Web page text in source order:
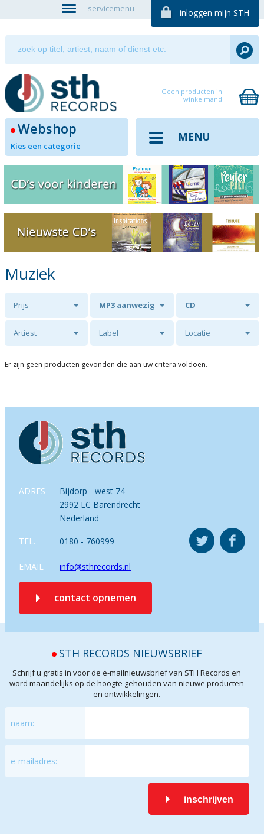
servicemenu inloggen mijn STH
Geen producten in
winkelmand
Webshop
Kies een categorie
MENU
Muziek
Prijs MP3 aanwezig CD
Artiest Label Locatie
Er zijn geen producten gevonden die aan uw critera voldoen.
ADRES
Bijdorp - west 74
2992 LC Barendrecht
Nederland
TEL. 0180 - 760999
EMAIL info@sthrecords.nl
contact opnemen
STH RECORDS NIEUWSBRIEF
Schrijf u gratis in voor de e-mailnieuwsbrief van STH Records en
word maandelijks op de hoogte gehouden van nieuwe producten
en ontwikkelingen.
naam:
e-mailadres:
inschrijven